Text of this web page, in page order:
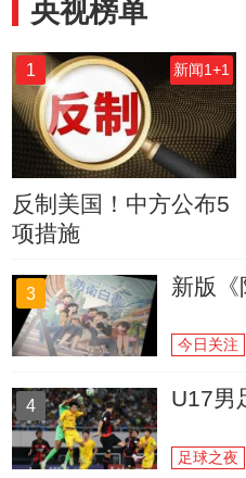
央视榜单
1 新闻1+1
反制美国！中方公布5
项措施
3 新版《
今日关注
4 U17男
足球之夜